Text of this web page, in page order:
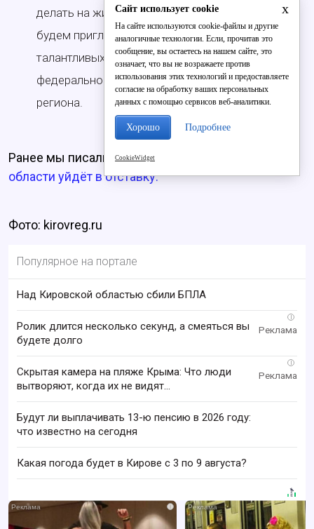
делать на жителей области. Ну, и, наверное,
будем приглашать на работу в Правительство
талантливых людей, в том числе из
федерального центра, – подчеркнул глава
региона.
Ранее мы писали, чтоПравительство Кировской
области уйдёт в отставку.
Фото: kirovreg.ru
Популярное на портале
Над Кировской областью сбили БПЛА
i
Ролик длится несколько секунд, а смеяться вы
будете долго
i
Скрытая камера на пляже Крыма: Что люди
вытворяют, когда их не видят...
Будут ли выплачивать 13-ю пенсию в 2026 году:
что известно на сегодня
Какая погода будет в Кирове с 3 по 9 августа?
i
x
Сайт использует cookie
На сайте используются cookie-файлы и другие
аналогичные технологии. Если, прочитав это
сообщение, вы остаетесь на нашем сайте, это
означает, что вы не возражаете против
использования этих технологий и предоставляете
согласие на обработку ваших персональных
данных с помощью сервисов веб-аналитики.
Хорошо Подробнее
CookieWidget